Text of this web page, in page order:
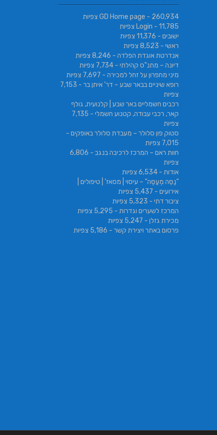
GD Home page - 260,934 צפיות
Login - 11,785 צפיות
ישובים - 11,376 צפיות
ראשי - 8,523 צפיות
אנדרטת אוגדת הפלדה - 8,246 צפיות
דיונה – מתנ"ס קהילתי - 7,734 צפיות
מיני מחפרון על זחל למכירה - 7,697 צפיות
רופא שיניים בבאר שבע – דר' איתן בר
- 7,153
צפיות
רכבים חשמליים באר שבע | קלנועית, גולף
קאר, רכבי עבודה, קטנוע חשמלי
- 7,135
צפיות
סטוק פון סלולר – מעבדת סלולר באופקים -
7,015 צפיות
חוות ראם – המרכז לרכיבה בנגב
- 6,806
צפיות
אודות - 6,534 צפיות
"נַסֵּה מְעַסֶּה" – עיסוי | מסאז' | טיפולים |
אירועים - 5,437 צפיות
ציבור דתי - 5,323 צפיות
המרכז לשערים וגדרות - 5,295 צפיות
מכירת גזלן - 5,247 צפיות
פרסום באתר ויצירת קשר - 5,186 צפיות